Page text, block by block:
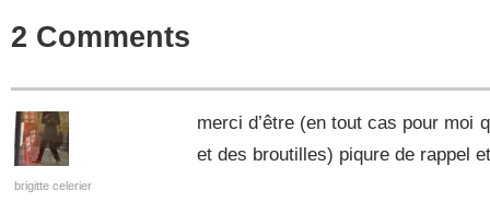
2 Comments
brigitte celerier
merci d’être (en tout cas pour moi
et des broutilles) piqure de rappel